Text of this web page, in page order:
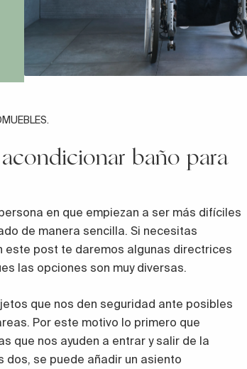
baño para
en que empiezan a ser más difíciles
de manera sencilla. Si necesitas
este post te daremos algunas directrices
las opciones son muy diversas.
que nos den seguridad ante posibles
Por este motivo lo primero que
que nos ayuden a entrar y salir de la
dos, se puede añadir un asiento